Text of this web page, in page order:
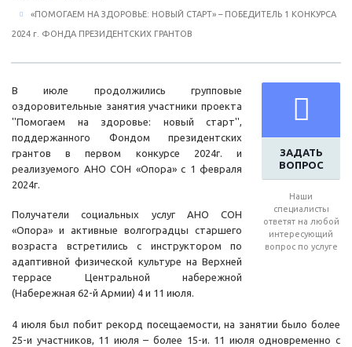
«ПОМОГАЕМ НА ЗДОРОВЬЕ: НОВЫЙ СТАРТ» – ПОБЕДИТЕЛЬ 1 КОНКУРСА
2024 г. ФОНДА ПРЕЗИДЕНТСКИХ ГРАНТОВ
ЗАДАТЬ
ВОПРОС
Наши
специалисты
ответят на любой
интересующий
вопрос по услуге
В июле продолжились групповые
оздоровительные занятия участники проекта
''Помогаем на здоровье: новый старт'',
поддержанного Фондом президентских
грантов в первом конкурсе 2024г. и
реализуемого АНО СОН «Опора» с 1 февраля
2024г.
Получатели социальных услуг АНО СОН
«Опора» и активные волгоградцы старшего
возраста встретились с инструктором по
адаптивной физической культуре на Верхней
террасе Центральной набережной
(Набережная 62-й Армии) 4 и 11 июля.
4 июля был побит рекорд посещаемости, на занятии было более
25-и участников, 11 июля – более 15-и. 11 июля одновременно с